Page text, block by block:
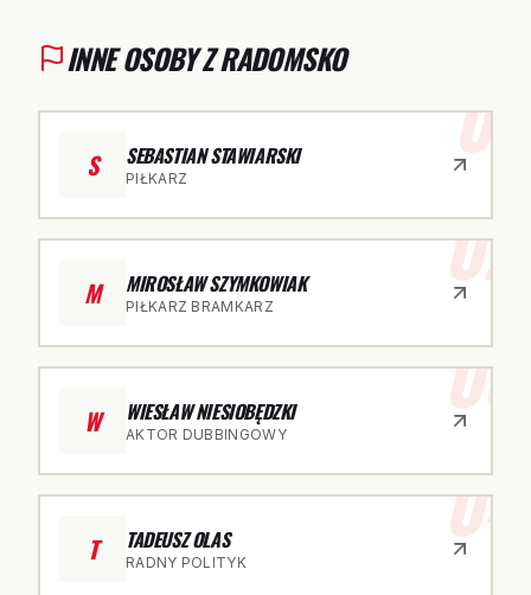
INNE OSOBY Z RADOMSKO
01
S SEBASTIAN STAWIARSKI
PIŁKARZ
02
M MIROSŁAW SZYMKOWIAK
PIŁKARZ BRAMKARZ
03
W WIESŁAW NIESIOBĘDZKI
AKTOR DUBBINGOWY
04
T TADEUSZ OLAS
RADNY POLITYK